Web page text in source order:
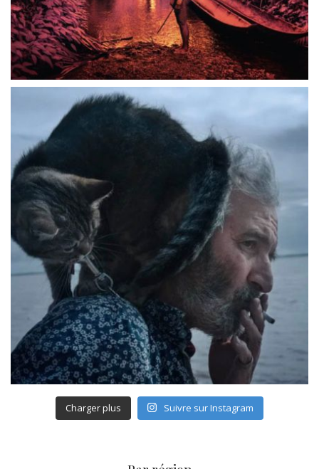
Charger plus Suivre sur Instagram